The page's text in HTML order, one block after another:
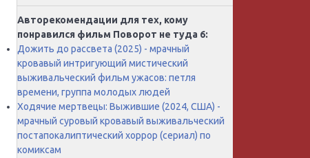
Авторекомендации для тех, кому
понравился фильм Поворот не туда 6:
Дожить до рассвета (2025) - мрачный
кровавый интригующий мистический
выживальческий фильм ужасов: петля
времени, группа молодых людей
Ходячие мертвецы: Выжившие (2024, США) -
мрачный суровый кровавый выживальческий
постапокалиптический хоррор (сериал) по
комиксам